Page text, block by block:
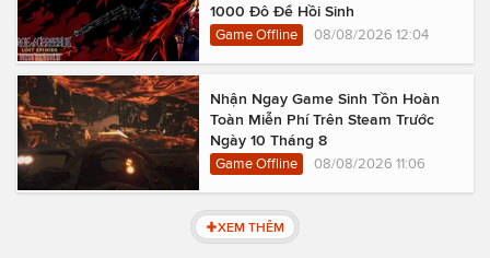
1000 Đô Để Hồi Sinh
Game Offline 08/08/2026 12:04
Nhận Ngay Game Sinh Tồn Hoàn
Toàn Miễn Phí Trên Steam Trước
Ngày 10 Tháng 8
Game Offline 08/08/2026 11:06
XEM THÊM